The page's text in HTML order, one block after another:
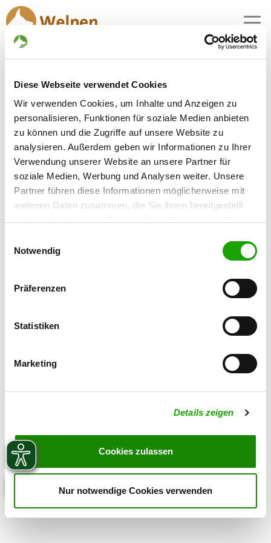
Diese Webseite verwendet Cookies
Wir verwenden Cookies, um Inhalte und Anzeigen zu
personalisieren, Funktionen für soziale Medien anbieten
zu können und die Zugriffe auf unsere Website zu
analysieren. Außerdem geben wir Informationen zu Ihrer
Verwendung unserer Website an unsere Partner für
soziale Medien, Werbung und Analysen weiter. Unsere
Partner führen diese Informationen möglicherweise mit
weiteren Daten zusammen, die Sie ihnen bereitgestellt
Cookies, wenn Sie unsere Webseite weiterhin nutzen.
Notwendig
Präferenzen
Statistiken
Marketing
Details zeigen
Cookies zulassen
Nur notwendige Cookies verwenden
MENU
Schäferhundwelpen in
Beverungen
1 Züchter mit aktuellen Angeboten für
Schäferhundwelpen gefunden
Zuchtstätte: vom St.-Michaels-Berg
Details
Lauenförder Str. 2
37688 Beverungen